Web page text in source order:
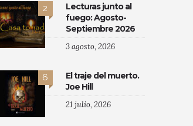
2
Lecturas junto al
fuego: Agosto-
Septiembre 2026
3 agosto, 2026
6
El traje del muerto.
Joe Hill
21 julio, 2026